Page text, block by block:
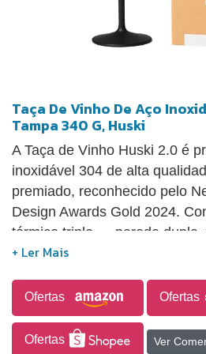
Taça De Vinho De Aço
Tampa 340 G, Huski
A Taça de Vinho Huski 2.0 é
inoxidável 304 de alta
premiado, reconhecido pelo
Design Awards Gold 2024.
térmico triplo — parede dupla,
revestimento em cobre — que
tempo. Seu acabamento sem
para maior durabilidade,
removível com sistema
Ofertas Ofertas
Ofertas Ver